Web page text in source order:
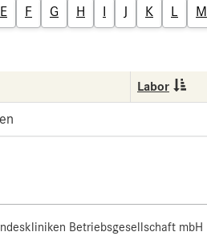
E F G H I J K L M
Labor
Betriebsgesellschaft mbH